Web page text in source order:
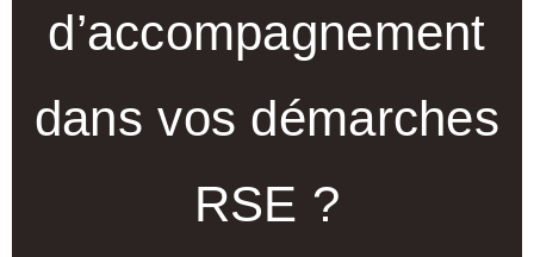
d’accompagnement
dans vos démarches
RSE ?